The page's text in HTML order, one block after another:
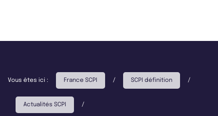
Vous êtes ici : France SCPI / SCPI définition /
Actualités SCPI /